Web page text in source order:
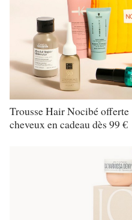
Trousse Hair Nocibé offerte
cheveux en cadeau dès 99 €